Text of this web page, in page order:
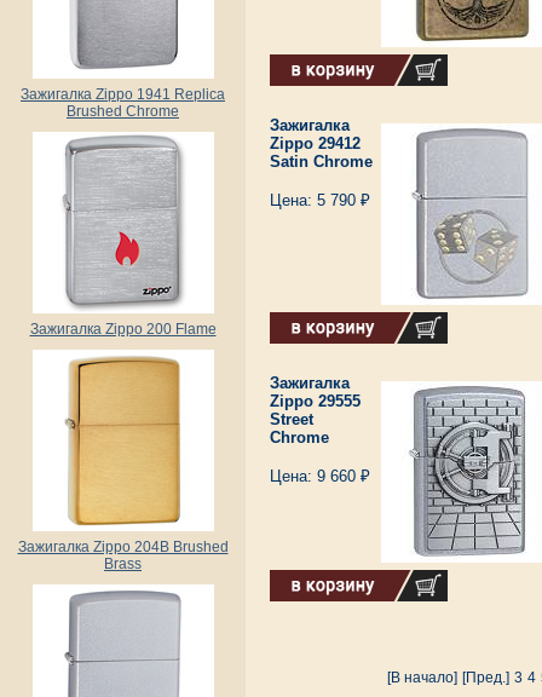
Зажигалка Zippo 1941 Replica
Brushed Chrome
Зажигалка Zippo 200 Flame
Зажигалка Zippo 204B Brushed
Brass
Зажигалка
Zippo 29412
Satin Chrome
Цена: 5 790 ₽
Зажигалка
Zippo 29555
Street
Chrome
Цена: 9 660 ₽
[В начало] [Пред.] 3 4